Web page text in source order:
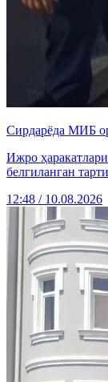
Сирдарёда МИБ
Ижро
белгиланган
12:48 / 10.08.2026